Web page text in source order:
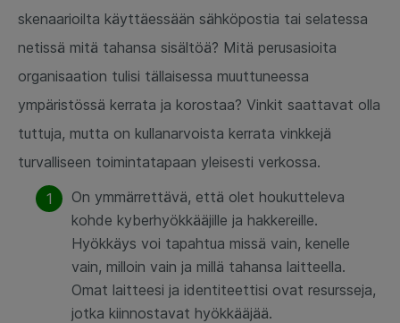
skenaarioilta käyttäessään sähköpostia tai selatessa
netissä mitä tahansa sisältöä? Mitä perusasioita
organisaation tulisi tällaisessa muuttuneessa
ympäristössä kerrata ja korostaa? Vinkit saattavat olla
tuttuja, mutta on kullanarvoista kerrata vinkkejä
turvalliseen toimintatapaan yleisesti verkossa.
On ymmärrettävä, että olet houkutteleva
kohde kyberhyökkääjille ja hakkereille.
Hyökkäys voi tapahtua missä vain, kenelle
vain, milloin vain ja millä tahansa laitteella.
Omat laitteesi ja identiteettisi ovat resursseja,
jotka kiinnostavat hyökkääjää.